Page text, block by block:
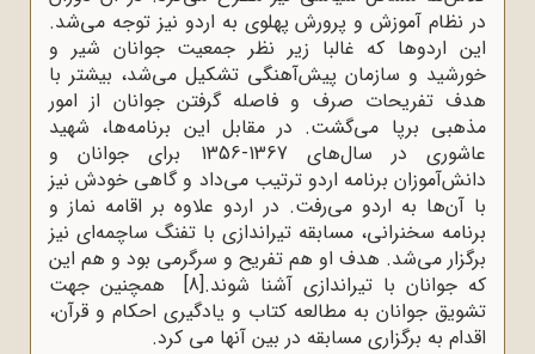
در نظام آموزش و پرورش پهلوی به اردو نیز توجه می‌شد.
این اردوها که غالبا زیر نظر جمعیت جوانان شیر و
خورشید و سازمان پیش‌آهنگی تشکیل می‌شد، بیشتر با
هدف تفریحات صرف و فاصله گرفتن جوانان از امور
مذهبی برپا می‌گشت. در مقابل این برنامه‌ها، شهید
عاشوری در سال‌های 1367-1356 برای جوانان و
دانش‌آموزان برنامه اردو ترتیب می‌داد و گاهی خودش نیز
با آن‌ها به اردو می‌رفت. در اردو علاوه بر اقامه نماز و
برنامه سخنرانی، مسابقه تیراندازی با تفنگ ساچمه‌ای نیز
برگزار می‌شد. هدف او هم تفریح و سرگرمی بود و هم این
که جوانان با تیراندازی آشنا شوند.[8]
همچنین جهت
تشویق جوانان به مطالعه کتاب و یادگیری احکام و قرآن،
اقدام به برگزاری مسابقه در بین آنها می کرد.